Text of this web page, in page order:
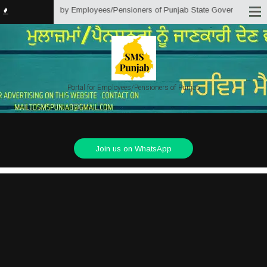
an initiative by Employees/Pensioners of Punjab State Government for
Portal for Employees/Pensioners of Punjab
Join us on WhatsApp